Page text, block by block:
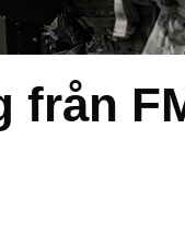
från